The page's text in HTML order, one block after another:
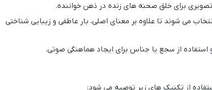
تصویری برای خلق صحنه های زنده در ذهن خواننده.
می شوند تا علاوه بر معنای اصلی، بار عاطفی و زیبایی شناختی
از سجع یا جناس برای ایجاد هماهنگی صوتی.
از تکنیک های زیر توصیه می شود: